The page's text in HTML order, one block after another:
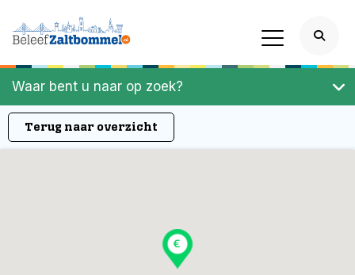
Waar bent u naar op zoek?
Terug naar overzicht